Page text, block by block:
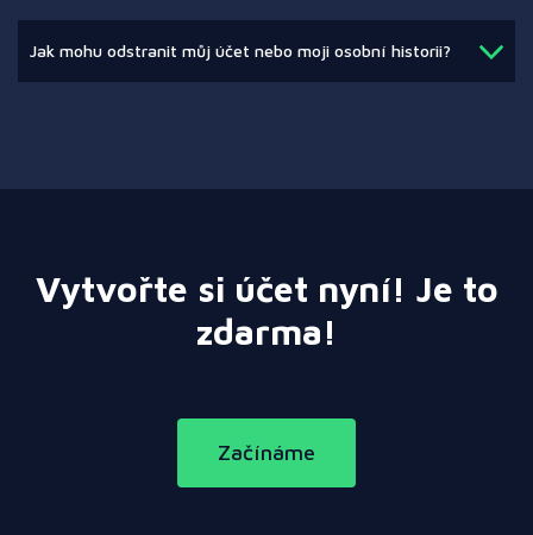
Jak mohu odstranit můj účet nebo moji osobní historii?
Vytvořte si účet nyní! Je to
zdarma!
Začínáme